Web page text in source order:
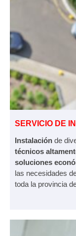
SERVICIO DE
Instalación de
técnicos
soluciones
las necesidades
toda la provincia